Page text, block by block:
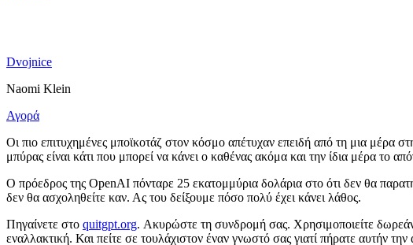
Dvojnice
Naomi Klein
Αγορά
Οι πιο επιτυχημένες μποϊκοτάζ στον κόσμο απέτυχαν επειδή από τη μια μέρα
μπύρας είναι κάτι που μπορεί να κάνει ο καθένας ακόμα και την ίδια μέρα το
Ο πρόεδρος της OpenAI πόνταρε 25 εκατομμύρια δολάρια στο ότι δεν θα
δεν θα ασχοληθείτε καν. Ας του δείξουμε πόσο πολύ έχει κάνει λάθος.
Πηγαίνετε στο quitgpt.org. Ακυρώστε τη συνδρομή σας. Χρησιμοποιείτε
εναλλακτική. Και πείτε σε τουλάχιστον έναν γνωστό σας γιατί πήρατε αυτήν